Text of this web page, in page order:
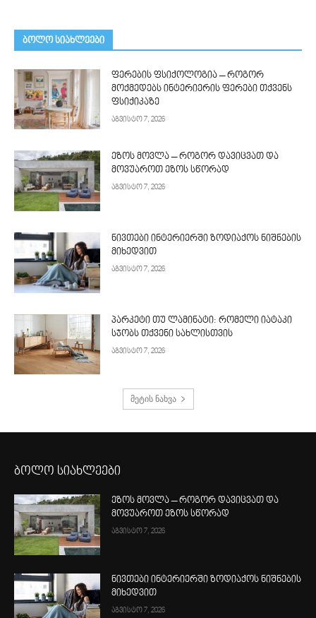
ᲑᲝᲚᲝ ᲡᲘᲐᲮᲚᲔᲔᲑᲘ
ფერების ფსიქოლოგია – როგორ
მოქმედებს ინტერიერის ფერები თქვენს
ფსიქიკაზე
აგვისტო 7, 2026
ეზოს მოვლა – როგორ დავიცვათ და
მოვუაროთ ეზოს სწორად
აგვისტო 7, 2026
ნივთები ინტერიერში ზოდიაქოს ნიშნების
მიხედვით
აგვისტო 7, 2026
პარკეტი თუ ლამინატი: რომელი იატაკი
სჯობს თქვენი სახლისთვის
აგვისტო 7, 2026
მეტის ნახვა
ბოლო სიახლეები
ეზოს მოვლა – როგორ დავიცვათ და
მოვუაროთ ეზოს სწორად
აგვისტო 7, 2026
ნივთები ინტერიერში ზოდიაქოს ნიშნების
მიხედვით
აგვისტო 7, 2026